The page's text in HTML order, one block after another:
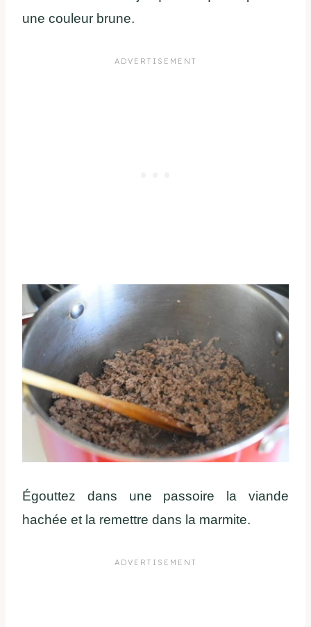
une couleur brune.
Égouttez dans une passoire la viande
hachée et la remettre dans la marmite.